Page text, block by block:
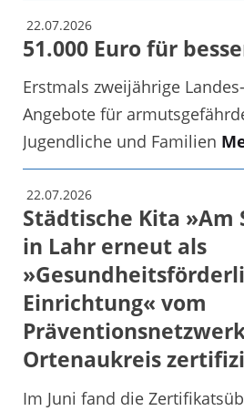
22.07.2026
51.000 Euro für
Erstmals zweijährige
Angebote für
Jugendliche und Familien
22.07.2026
Städtische Kita »Am
in Lahr erneut als
Einrichtung« vom
Ortenaukreis
Im Juni fand die